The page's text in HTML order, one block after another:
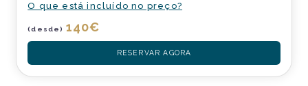
O que está incluído no preço?
(desde) 140€
RESERVAR AGORA